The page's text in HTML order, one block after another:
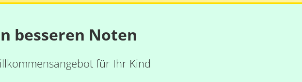
besseren Noten
für Ihr Kind